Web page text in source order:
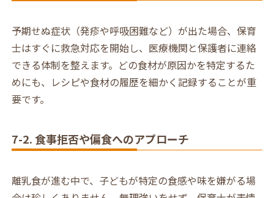
予期せぬ症状（発疹や呼吸困難など）が出た場合、保育
士はすぐに救急対応を開始し、医療機関と保護者に連絡
できる体制を整えます。どの食材が原因かを特定するた
めにも、レシピや食材の履歴を細かく記録することが重
要です。
7-2. 食事拒否や偏食へのアプローチ
離乳食が進む中で、子どもが特定の食感や味を嫌がる場